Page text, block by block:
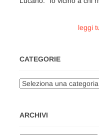
leggi
CATEGORIE
Categorie
ARCHIVI